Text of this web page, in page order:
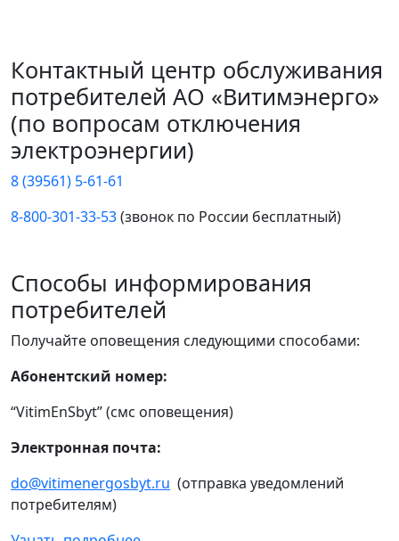
Контактный центр обслуживания
потребителей АО «Витимэнерго»
(по вопросам отключения
электроэнергии)
8 (39561) 5-61-61
8-800-301-33-53(звонок по России бесплатный)
Способы информирования
потребителей
Получайте оповещения следующими способами:
Абонентский номер:
“VitimEnSbyt” (смс оповещения)
Электронная почта:
do@vitimenergosbyt.ru (отправка уведомлений
потребителям)